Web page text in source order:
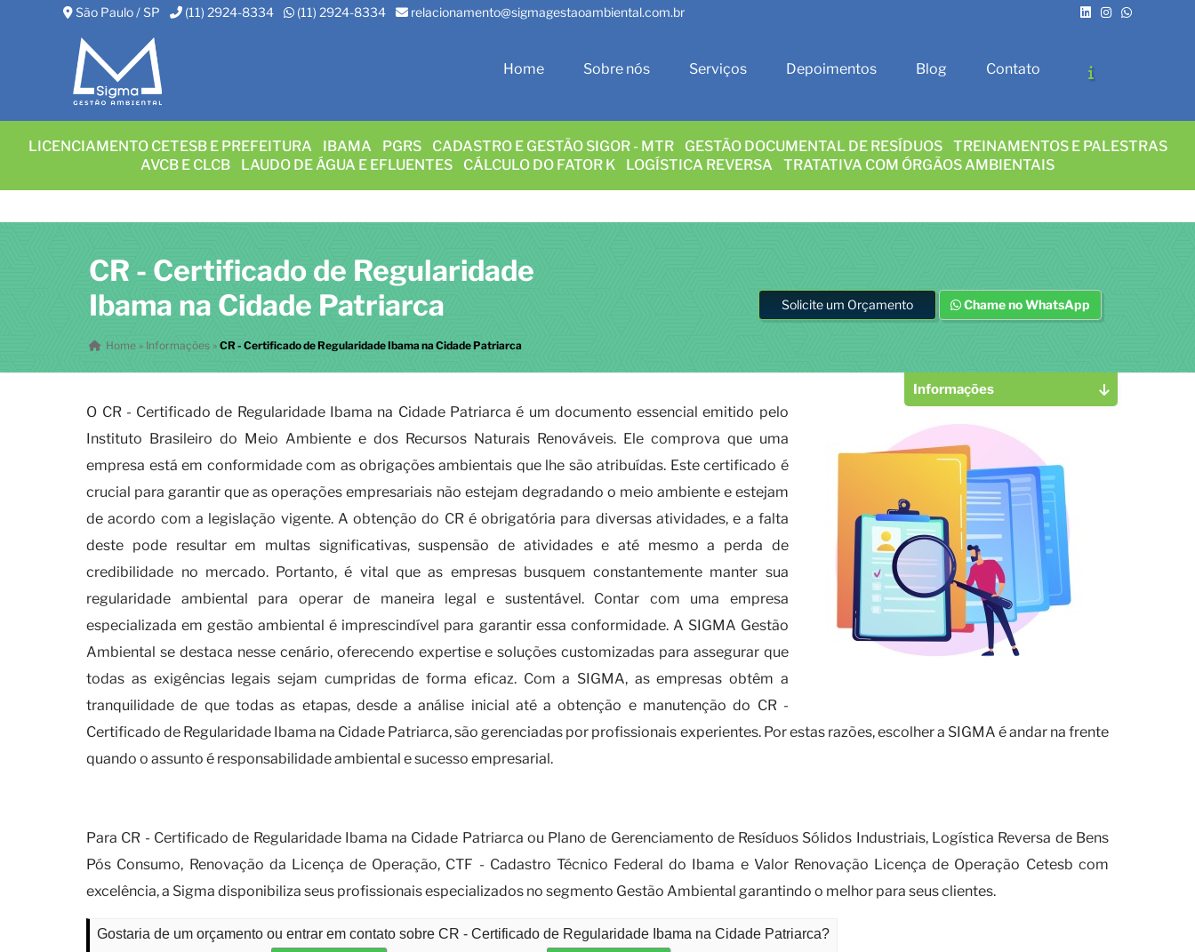
São Paulo / SP (11) 2924-8334 (11) 2924-8334 relacionamento@sigmagestaoambiental.com.br
Home Sobre nós Serviços Depoimentos Blog Contato
LICENCIAMENTO CETESB E PREFEITURA IBAMA PGRS CADASTRO E GESTÃO SIGOR - MTR GESTÃO DOCUMENTAL DE RESÍDUOS
TREINAMENTOS E PALESTRAS
AVCB E CLCB
LAUDO DE ÁGUA E EFLUENTES CÁLCULO DO FATOR K LOGÍSTICA REVERSA TRATATIVA COM ÓRGÃOS AMBIENTAIS
CR - Certificado de Regularidade
Ibama na Cidade Patriarca
Home » Informações »CR - Certificado de Regularidade Ibama na Cidade Patriarca
Solicite um Orçamento Chame no WhatsApp
O CR - Certificado de Regularidade Ibama na Cidade Patriarca é um documento essencial emitido pelo
Instituto Brasileiro do Meio Ambiente e dos Recursos Naturais Renováveis. Ele comprova que uma
empresa está em conformidade com as obrigações ambientais que lhe são atribuídas. Este certificado é
crucial para garantir que as operações empresariais não estejam degradando o meio ambiente e estejam
de acordo com a legislação vigente. A obtenção do CR é obrigatória para diversas atividades, e a falta
deste pode resultar em multas significativas, suspensão de atividades e até mesmo a perda de
credibilidade no mercado. Portanto, é vital que as empresas busquem constantemente manter sua
regularidade ambiental para operar de maneira legal e sustentável. Contar com uma empresa
especializada em gestão ambiental é imprescindível para garantir essa conformidade. A SIGMA Gestão
Ambiental se destaca nesse cenário, oferecendo expertise e soluções customizadas para assegurar que
todas as exigências legais sejam cumpridas de forma eficaz. Com a SIGMA, as empresas obtêm a
tranquilidade de que todas as etapas, desde a análise inicial até a obtenção e manutenção do CR -
Certificado de Regularidade Ibama na Cidade Patriarca, são gerenciadas por profissionais experientes. Por estas razões, escolher a SIGMA é andar na frente
quando o assunto é responsabilidade ambiental e sucesso empresarial.
Para CR - Certificado de Regularidade Ibama na Cidade Patriarca ou Plano de Gerenciamento de Resíduos Sólidos Industriais, Logística Reversa de Bens
Pós Consumo, Renovação da Licença de Operação, CTF - Cadastro Técnico Federal do Ibama e Valor Renovação Licença de Operação Cetesb com
excelência, a Sigma disponibiliza seus profissionais especializados no segmento Gestão Ambiental garantindo o melhor para seus clientes.
Gostaria de um orçamento ou entrar em contato sobre CR - Certificado de Regularidade Ibama na Cidade Patriarca?
Informações